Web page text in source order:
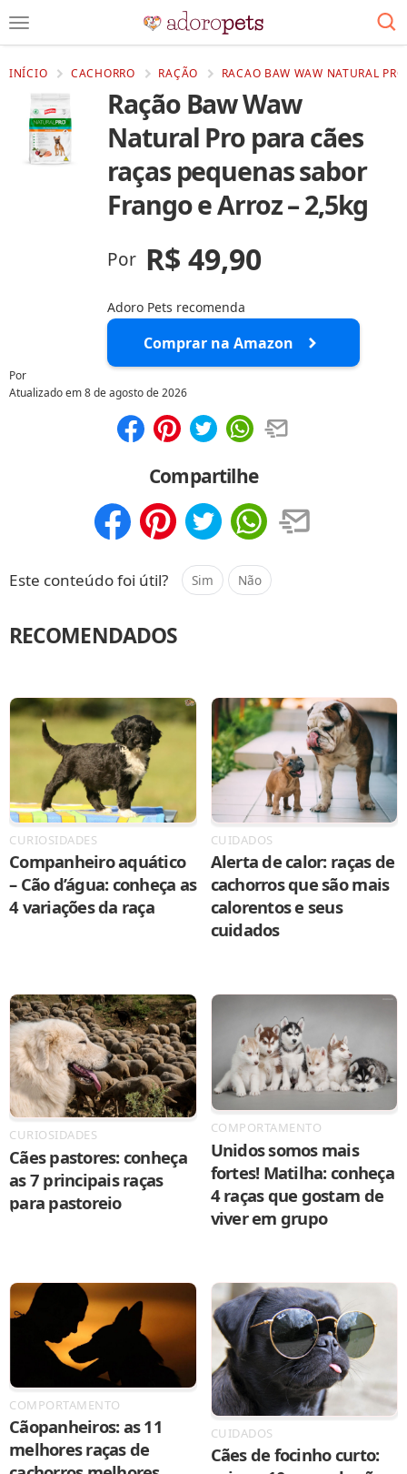
INÍCIO CACHORRO RAÇÃO RACAO BAW WAW NATURAL
Ração Baw Waw
Natural Pro para cães
raças pequenas sabor
Frango e Arroz – 2,5kg
Por R$ 49,90
Adoro Pets recomenda
Comprar na Amazon
Por
Atualizado em8 de agosto de 2026
Compartilhe
Este conteúdo foi útil? Sim Não
RECOMENDADOS
CURIOSIDADES
Companheiro aquático
– Cão d’água: conheça as
4 variações da raça
CUIDADOS
Alerta de calor: raças de
cachorros que são mais
calorentos e seus
cuidados
CURIOSIDADES
Cães pastores: conheça
as 7 principais raças
para pastoreio
COMPORTAMENTO
Unidos somos mais
fortes! Matilha: conheça
4 raças que gostam de
viver em grupo
COMPORTAMENTO
Cãopanheiros: as 11
melhores raças de
CUIDADOS
Cães de focinho curto: